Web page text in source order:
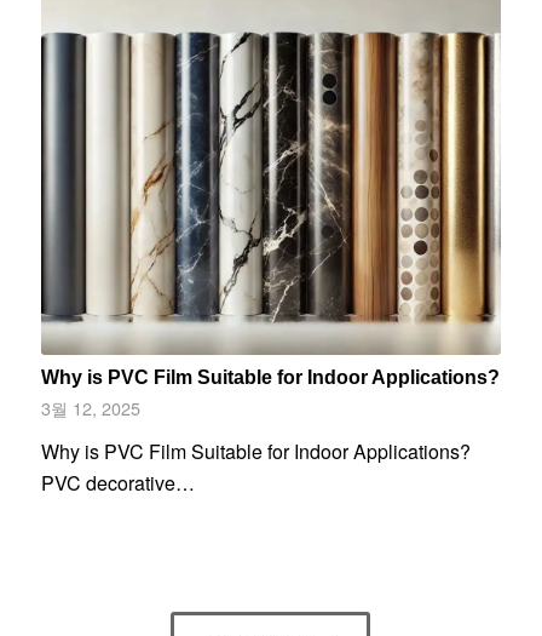
Why is PVC Film Suitable for Indoor Applications?
3월 12, 2025
Why is PVC Film Suitable for Indoor Applications?
PVC decorative…